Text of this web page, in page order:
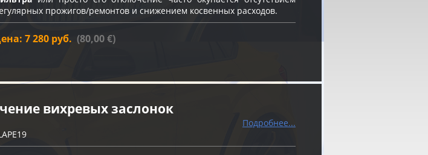
прожигов/ремонтов и снижением косвенных расходов.
7 280 руб. (80,00 €)
вихревых заслонок
Подробнее...